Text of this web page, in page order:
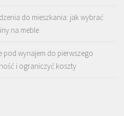
do mieszkania: jak wybrać
na meble
pod wynajem do pierwszego
i ograniczyć koszty